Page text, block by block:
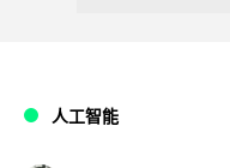
人工智能